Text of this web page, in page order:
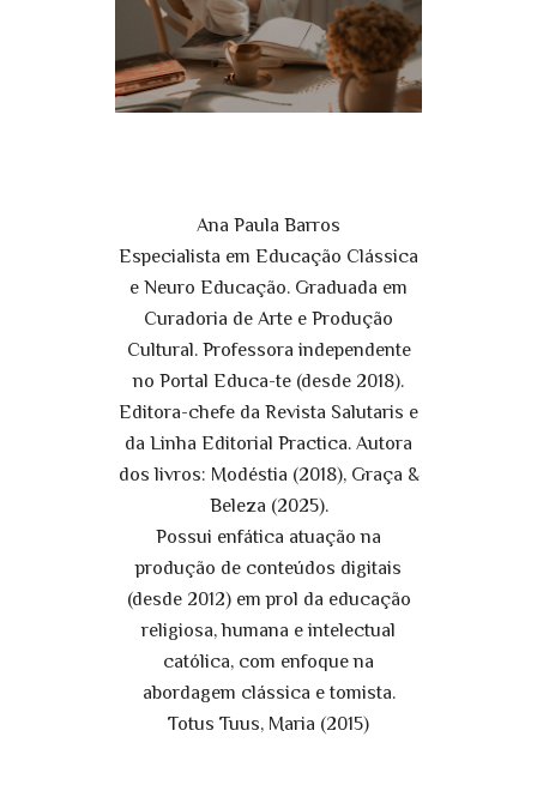
Ana Paula Barros
Especialista em Educação Clássica
e Neuro Educação. Graduada em
Curadoria de Arte e Produção
Cultural. Professora independente
no Portal Educa-te (desde 2018).
Editora-chefe da Revista Salutaris e
da Linha Editorial Practica. Autora
dos livros: Modéstia (2018), Graça &
Beleza (2025).
Possui enfática atuação na
produção de conteúdos digitais
(desde 2012) em prol da educação
religiosa, humana e intelectual
católica, com enfoque na
abordagem clássica e tomista.
Totus Tuus, Maria (2015)